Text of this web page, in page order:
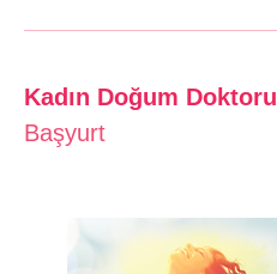
Kadın Doğum Doktoru
Başyurt